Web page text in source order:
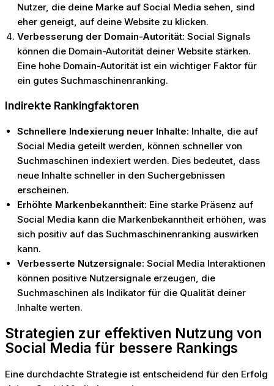
Nutzer, die deine Marke auf Social Media sehen, sind
eher geneigt, auf deine Website zu klicken.
Verbesserung der Domain-Autorität: Social Signals
können die Domain-Autorität deiner Website stärken.
Eine hohe Domain-Autorität ist ein wichtiger Faktor für
ein gutes Suchmaschinenranking.
Indirekte Rankingfaktoren
Schnellere Indexierung neuer Inhalte: Inhalte, die auf
Social Media geteilt werden, können schneller von
Suchmaschinen indexiert werden. Dies bedeutet, dass
neue Inhalte schneller in den Suchergebnissen
erscheinen.
Erhöhte Markenbekanntheit: Eine starke Präsenz auf
Social Media kann die Markenbekanntheit erhöhen, was
sich positiv auf das Suchmaschinenranking auswirken
kann.
Verbesserte Nutzersignale: Social Media Interaktionen
können positive Nutzersignale erzeugen, die
Suchmaschinen als Indikator für die Qualität deiner
Inhalte werten.
Strategien zur effektiven Nutzung von
Social Media für bessere Rankings
Eine durchdachte Strategie ist entscheidend für den Erfolg